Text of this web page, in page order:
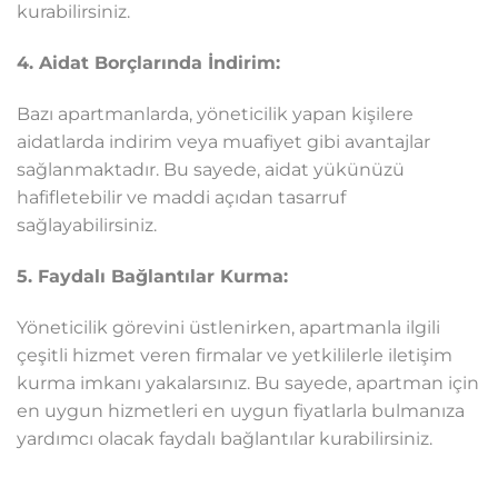
kurabilirsiniz.
4. Aidat Borçlarında İndirim:
Bazı apartmanlarda, yöneticilik yapan kişilere
aidatlarda indirim veya muafiyet gibi avantajlar
sağlanmaktadır. Bu sayede, aidat yükünüzü
hafifletebilir ve maddi açıdan tasarruf
sağlayabilirsiniz.
5. Faydalı Bağlantılar Kurma:
Yöneticilik görevini üstlenirken, apartmanla ilgili
çeşitli hizmet veren firmalar ve yetkililerle iletişim
kurma imkanı yakalarsınız. Bu sayede, apartman için
en uygun hizmetleri en uygun fiyatlarla bulmanıza
yardımcı olacak faydalı bağlantılar kurabilirsiniz.